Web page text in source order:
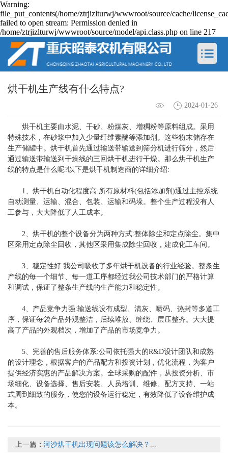
Warning:
file_put_contents(/home/ztrjizlturwj/wwwroot/source/cache/
failed to open stream: Permission denied in
/home/ztrjizlturwj/wwwroot/source/model/api.class.php on line 217
烘干机生产线有什么特点?
2024-01-26
烘干机主要由水泥、干砂、粉煤灰、增稠粉等原料组成。采用
特殊技术，在砂浆中加入少量纤维素醚等添加剂。这些粉末储存在
生产储罐中。烘干机首先通过输送带输送到筛分机进行筛分，然后
通过输送带输送到干燥线的三回烘干机进行干燥。那么烘干机生产
线的特点是什么呢?以下是烘干机制造商的详细介绍:
1、烘干机自动化程度高:所有原材料(包括添加剂)通过主控系统
自动测量、运输、混合、包装、运输和码垛。整个生产过程没有人
工参与，大大降低了人工成本。
2、烘干机的整个设备分为两种方式:整体除尘和定点除尘。集中
区采用定点除尘回收，其他区采用集成除尘回收，建成化工车间。
3、稳定性好:我公司吸收了多年烘干机设备的行业经验。整条生
产线的每一个细节、每一道工序都经过我公司技术部门的严格计算
和调试，保证了整条生产线的生产能力和稳定性。
4、产品竞争力强:输送线设有成型、清灰、喷码、热封等多道工
序，保证每袋产品外观整洁，后续堆放、缠绕、层压整齐。大大提
高了产品的外观档次，增加了产品的市场竞争力。
5、完善的售后服务体系:公司依托强大的R&D设计团队和成熟
的设计理念，根据客户的产品配方和投资计划，优化流程，为客户
提供经济实惠的产品解决方案。全球采购的配件，从投资分析、市
场细化、设备选择、售后安装、人员培训、维修、配方支持、一站
式周到细致的服务，使您的设备运行稳定，有效降低了设备维护成
本。
上一篇：河沙烘干机出现问题该怎么解决？...